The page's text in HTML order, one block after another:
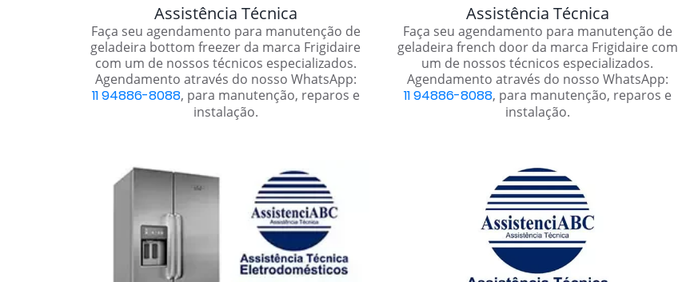
Assistência Técnica
Faça seu agendamento para manutenção de
geladeira bottom freezer da marca Frigidaire
com um de nossos técnicos especializados.
Agendamento através do nosso WhatsApp:
11 94886-8088, para manutenção, reparos e
instalação.
Assistência Técnica
Faça seu agendamento para manutenção de
geladeira french door da marca Frigidaire com
um de nossos técnicos especializados.
Agendamento através do nosso WhatsApp:
11 94886-8088, para manutenção, reparos e
instalação.